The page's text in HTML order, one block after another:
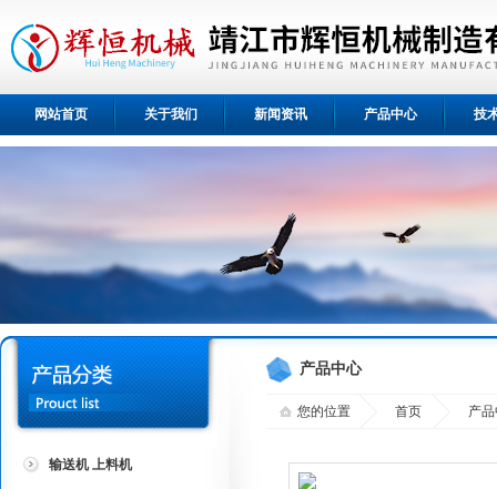
网站首页 关于我们 新闻资讯 产品中心 技
输送机 上料机
产品中心
您的位置 首页 产